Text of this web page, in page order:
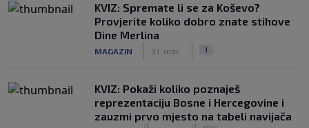
KVIZ: Spremate li se za Koševo?
Provjerite koliko dobro znate stihove
Dine Merlina
MAGAZIN 31. mar. 1
KVIZ: Pokaži koliko poznaješ
reprezentaciju Bosne i Hercegovine i
zauzmi prvo mjesto na tabeli navijača